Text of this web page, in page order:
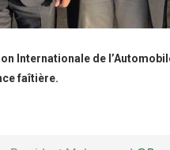
Internationale de
faîtière.